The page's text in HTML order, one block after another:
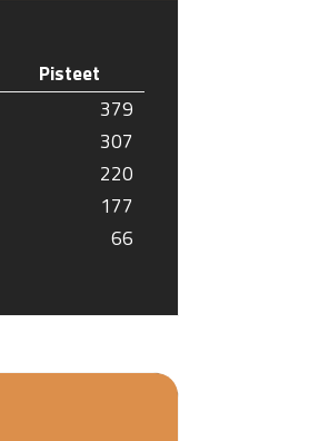
Pisteet
379
307
220
177
66